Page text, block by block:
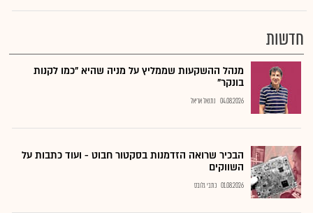
חדשות
מנהל ההשקעות שממליץ על מניה שהיא "כמו לקנות
בונקר"
04.08.2026 נתנאל אריאל
הבכיר שרואה הזדמנות בסקטור חבוט - ועוד כתבות על
השווקים
01.08.2026 כתבי גלובס